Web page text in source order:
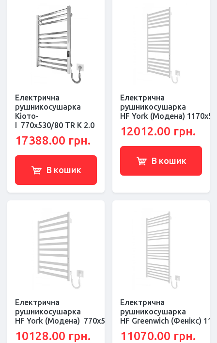
Електрична
рушникосушарка
Кіото-
I 770х530/80 TR К 2.0
17388.00 грн.
В кошик
Електрична
рушникосушарка
HF York (Модена)
12012.00 грн.
В кошик
Електрична
рушникосушарка
HF York (Модена) 770х530 білий мат
10128.00 грн.
Електрична
рушникосушарка
HF Greenwich (Фенікс)
11070.00 грн.